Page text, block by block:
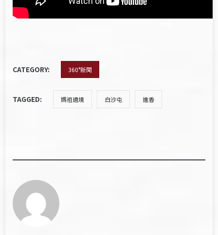
CATEGORY: 360°新聞
TAGGED: 媽祖遶境 白沙屯 進香